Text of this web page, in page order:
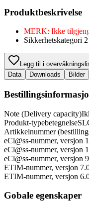
Produktbeskrivelse
MERK: Ikke
Sikkerhetskategori 2
Legg til i
Data
Downloads Bilder
Note (Delivery capacity)
Produkt-typebetegnelse
Artikkelnummer
eCl@ss-nummer, versjon
eCl@ss-nummer, versjon
eCl@ss-nummer, versjon
ETIM-nummer, versjon
ETIM-nummer, versjon
Gobale egenskaper